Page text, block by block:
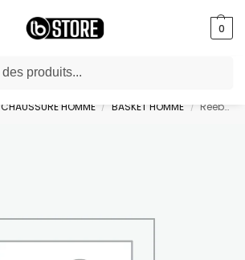
0
bureau dès 10000 DA avec paiement en ligne
CHAUSSURE HOMME / BASKET HOMME / Reebok Zapatillas Energen Tech Plus